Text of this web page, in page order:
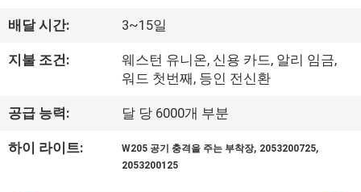
견
학
품
질
배달 시간: 3~15일
지불 조건:
웨스턴 유니온, 신용 카드, 알리 임금,
워드 첫번째, 등인 전신환
공급 능력: 달 당 6000개 부분
하이 라이트: W205 공기 충격을 주는 부착장, 2053200725,
2053200125